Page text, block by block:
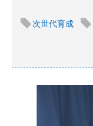
次世代育成